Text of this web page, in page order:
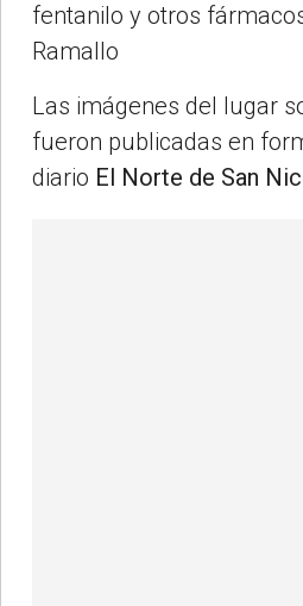
fentanilo y otros
Ramallo
Las imágenes del lugar
fueron publicadas en
diario El Norte de San